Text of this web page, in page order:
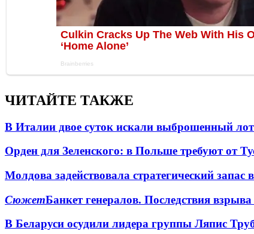
ЧИТАЙТЕ ТАКЖЕ
В Италии двое суток искали выброшенный
Орден для Зеленского: в Польше требуют от
Молдова задействовала стратегический запас
СюжетБанкет генералов. Последствия
В Беларуси осудили лидера группы Ляпис